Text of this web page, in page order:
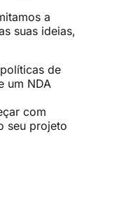
a
suas ideias,
de
um NDA
com
seu projeto